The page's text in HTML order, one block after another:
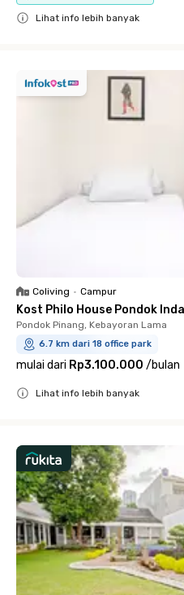
Lihat info lebih banyak
Coliving • Campur
Kost Philo House Pondok
Pondok Pinang, Kebayoran Lama
6.7 km dari 18 office park
mulai dari Rp3.100.000 /bulan
Lihat info lebih banyak